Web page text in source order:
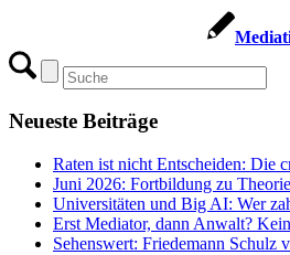
Neueste Beiträge
Raten ist nicht Entscheiden: Die
Juni 2026: Fortbildung zu
Universitäten und Big AI: Wer
Erst Mediator, dann Anwalt?
Sehenswert: Friedemann Schulz